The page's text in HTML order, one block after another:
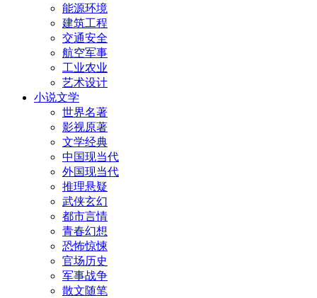
能源环境
建筑工程
交通安全
航空军事
工业农业
艺术设计
小说文学
世界名著
影视原著
文学经典
中国现当代
外国现当代
推理悬疑
武侠玄幻
都市言情
青春幻想
恐怖惊悚
官场历史
军事战争
散文随笔